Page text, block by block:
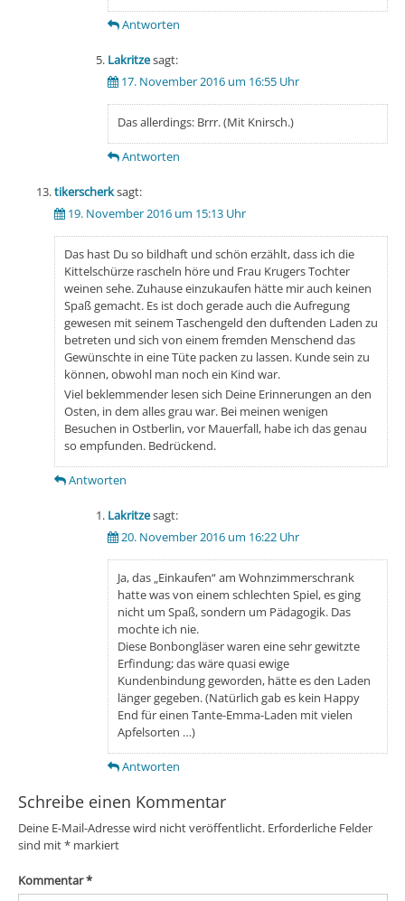
Antworten
Lakritzesagt:
17. November 2016 um 16:55 Uhr
Das allerdings: Brrr. (Mit Knirsch.)
Antworten
tikerscherksagt:
19. November 2016 um 15:13 Uhr
Das hast Du so bildhaft und schön erzählt, dass ich die
Kittelschürze rascheln höre und Frau Krugers Tochter
weinen sehe. Zuhause einzukaufen hätte mir auch keinen
Spaß gemacht. Es ist doch gerade auch die Aufregung
gewesen mit seinem Taschengeld den duftenden Laden zu
betreten und sich von einem fremden Menschend das
Gewünschte in eine Tüte packen zu lassen. Kunde sein zu
können, obwohl man noch ein Kind war.
Viel beklemmender lesen sich Deine Erinnerungen an den
Osten, in dem alles grau war. Bei meinen wenigen
Besuchen in Ostberlin, vor Mauerfall, habe ich das genau
so empfunden. Bedrückend.
Antworten
Lakritzesagt:
20. November 2016 um 16:22 Uhr
Ja, das „Einkaufen“ am Wohnzimmerschrank
hatte was von einem schlechten Spiel, es ging
nicht um Spaß, sondern um Pädagogik. Das
mochte ich nie.
Diese Bonbongläser waren eine sehr gewitzte
Erfindung; das wäre quasi ewige
Kundenbindung geworden, hätte es den Laden
länger gegeben. (Natürlich gab es kein Happy
End für einen Tante-Emma-Laden mit vielen
Apfelsorten …)
Antworten
Schreibe einen Kommentar
Deine E-Mail-Adresse wird nicht veröffentlicht. Erforderliche Felder
sind mit*markiert
Kommentar*